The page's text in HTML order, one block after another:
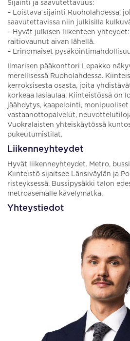
Sijainti ja saavutettavuus:
– Loistava sijainti Ruoholahdessa,
saavutettavissa niin julkisilla
– Hyvät julkisen liikenteen
raitiovaunut aivan lähellä.
– Erinomaiset
Ilmarisen pääkonttori Lepakko
merellisessä Ruoholahdessa.
kerroksisesta osasta, joita
korkeaa lasiaulaa. Kiinteistössä on
jäähdytys, kaapelointi, monipuoliset
vastaanottopalvelut,
Vuokralaisten yhteiskäytössä
pukeutumistilat.
Liikenneyhteydet
Hyvät liikenneyhteydet. Metro,
Kiinteistö sijaitsee Länsiväylän ja
risteyksessä. Bussipysäkki talon
metroasemalle kävelymatka.
Yhteystiedot